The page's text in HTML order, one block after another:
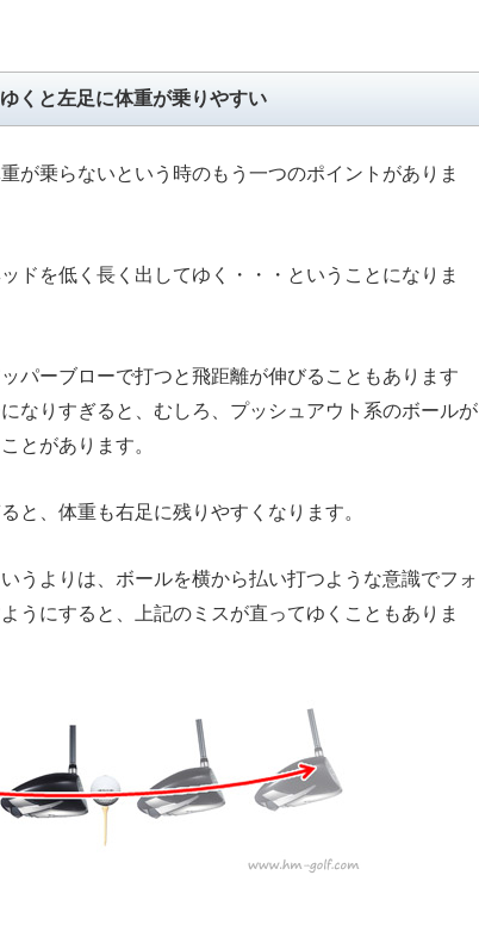
くと左足に体重が乗りやすい
が乗らないという時のもう一つのポイントがありま
ドを低く長く出してゆく・・・ということになりま
パーブローで打つと飛距離が伸びることもあります
なりすぎると、むしろ、プッシュアウト系のボールが
とがあります。
と、体重も右足に残りやすくなります。
うよりは、ボールを横から払い打つような意識でフォ
うにすると、上記のミスが直ってゆくこともありま